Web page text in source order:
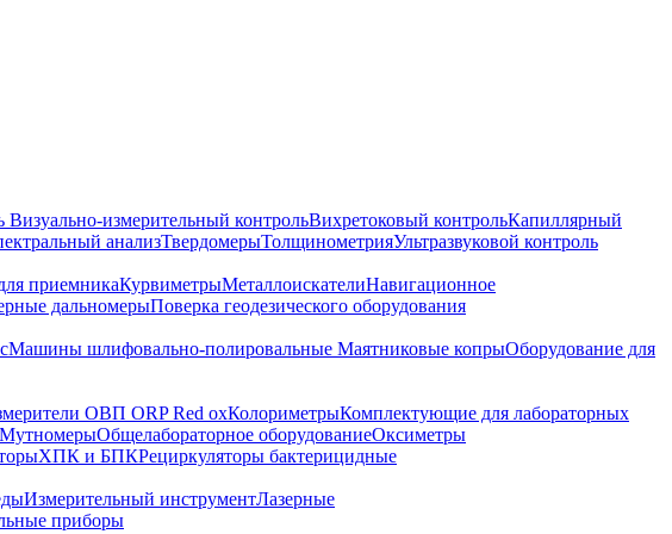
Визуально-измерительный контрольВихретоковый контрольКапиллярный
анализТвердомерыТолщинометрияУльтразвуковой контроль
приемникаКурвиметрыМеталлоискателиНавигационное
дальномерыПоверка геодезического оборудования
Машины шлифовально-полировальные Маятниковые копрыОборудование для
ОВП ORP Red oxКолориметрыКомплектующие для лабораторных
МутномерыОбщелабораторное оборудованиеОксиметры
ХПК и БПКРециркуляторы бактерицидные
Измерительный инструментЛазерные
приборы